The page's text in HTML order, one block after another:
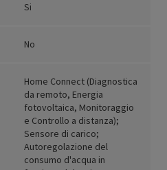
Si
No
Home Connect (Diagnostica
da remoto, Energia
fotovoltaica, Monitoraggio
e Controllo a distanza);
Sensore di carico;
Autoregolazione del
consumo d'acqua in